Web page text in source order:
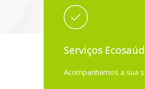
Serviços
Acompanhamos a sua